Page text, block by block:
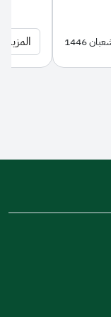
المزيد